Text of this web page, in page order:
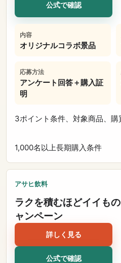
公式で確認
内容
オリジナルコラボ景品
応募方法
アンケート回答＋購入証
明
3ポイント条件、対象商品、購
1,000名以上長期購入条件
アサヒ飲料
ラクを積むほどイイも
ャンペーン
詳しく見る
公式で確認